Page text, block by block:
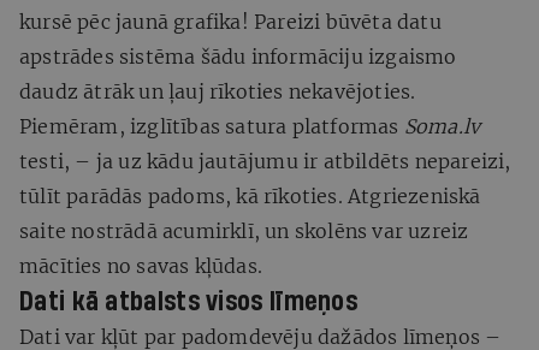
kursē pēc jaunā grafika! Pareizi būvēta datu
apstrādes sistēma šādu informāciju izgaismo
daudz ātrāk un ļauj rīkoties nekavējoties.
Piemēram, izglītības satura platformas Soma.lv
testi, – ja uz kādu jautājumu ir atbildēts nepareizi,
tūlīt parādās padoms, kā rīkoties. Atgriezeniskā
saite nostrādā acumirklī, un skolēns var uzreiz
mācīties no savas kļūdas.
Dati kā atbalsts visos līmeņos
Dati var kļūt par padomdevēju dažādos līmeņos –